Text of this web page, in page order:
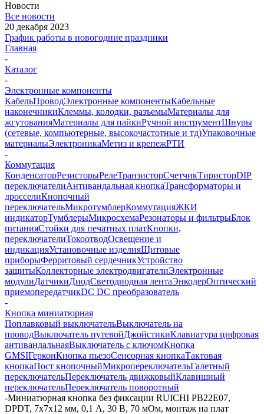
Новости
Все новости
20 декабря 2023
График работы в новогодние праздники
Главная
-
Каталог
-
Электронные компоненты
КабельПроводЭлектронные компонентыКабельные
наконечникиКлеммы, колодки, разъемыМатериалы для
жгутованияМатериалы для пайкиРучной инструментШнуры
(сетевые, компьютерные, высокочастотные и тд)Упаковочные
материалыЭлектроникаМетиз и крепежРТИ
-
Коммутация
КонденсаторРезисторыРелеТранзисторСчетчикТиристорDIP
переключателиАнтивандальная кнопкаТрансформаторы и
дросселиКнопочный
переключательМикротумблерКоммутацияЖКИ
индикаторТумблерыМикросхемаРезонаторы и фильтрыБлок
питанияСтойки для печатных платКнопки,
переключателиТокоотводОсвещение и
индикацияУстановочные изделияЩитовые
приборыФерритовый сердечникУстройство
защитыКоллекторные электродвигателиЭлектронные
модулиДатчикиДиодСветодиодная лентаЭнкодерОптический
приемопередатчикDC DC преобразователь
-
Кнопка миниатюрная
Поплавковый выключательВыключатель на
проводВыключатель путевойДжойстикиКлавиатура цифровая
антивандальнаяВыключатель с ключомКнопка
GMSIГерконКнопка пьезоСенсорная кнопкаТактовая
кнопкаПост кнопочныйМикропереключательГалетный
переключательПереключатель движковыйКлавишный
переключательПереключатель поворотный
-Миниатюрная кнопка без фиксации RUICHI PB22E07,
DPDT, 7x7x12 мм, 0,1 А, 30 В, 70 мОм, монтаж на плат